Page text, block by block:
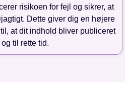
risikoen for fejl og sikrer, at
Dette giver dig en højere
at dit indhold bliver publiceret
og til rette tid.